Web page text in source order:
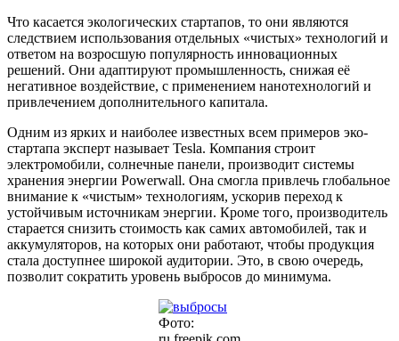
Что касается экологических стартапов, то они являются
следствием использования отдельных «чистых» технологий и
ответом на возросшую популярность инновационных
решений. Они адаптируют промышленность, снижая её
негативное воздействие, с применением нанотехнологий и
привлечением дополнительного капитала.
Одним из ярких и наиболее известных всем примеров эко-
стартапа эксперт называет Tesla. Компания строит
электромобили, солнечные панели, производит системы
хранения энергии Powerwall. Она смогла привлечь глобальное
внимание к «чистым» технологиям, ускорив переход к
устойчивым источникам энергии. Кроме того, производитель
старается снизить стоимость как самих автомобилей, так и
аккумуляторов, на которых они работают, чтобы продукция
стала доступнее широкой аудитории. Это, в свою очередь,
позволит сократить уровень выбросов до минимума.
Фото: